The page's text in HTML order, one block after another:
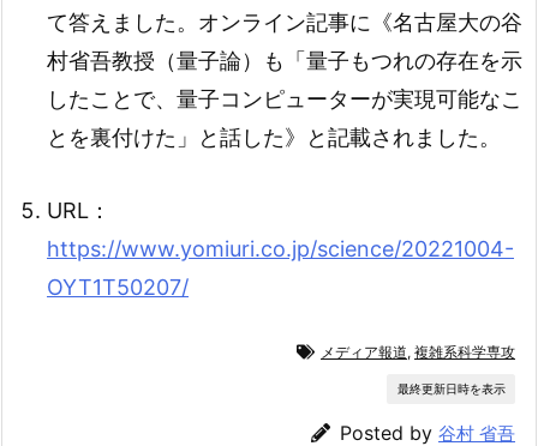
て答えました。オンライン記事に《名古屋大の谷
村省吾教授（量子論）も「量子もつれの存在を示
したことで、量子コンピューターが実現可能なこ
とを裏付けた」と話した》と記載されました。
URL：
https://www.yomiuri.co.jp/science/20221004-
OYT1T50207/
メディア報道, 複雑系科学専攻
最終更新日時を表示
Posted by 谷村 省吾